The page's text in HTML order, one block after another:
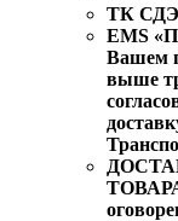
ТК
EMS
Вашем
выше